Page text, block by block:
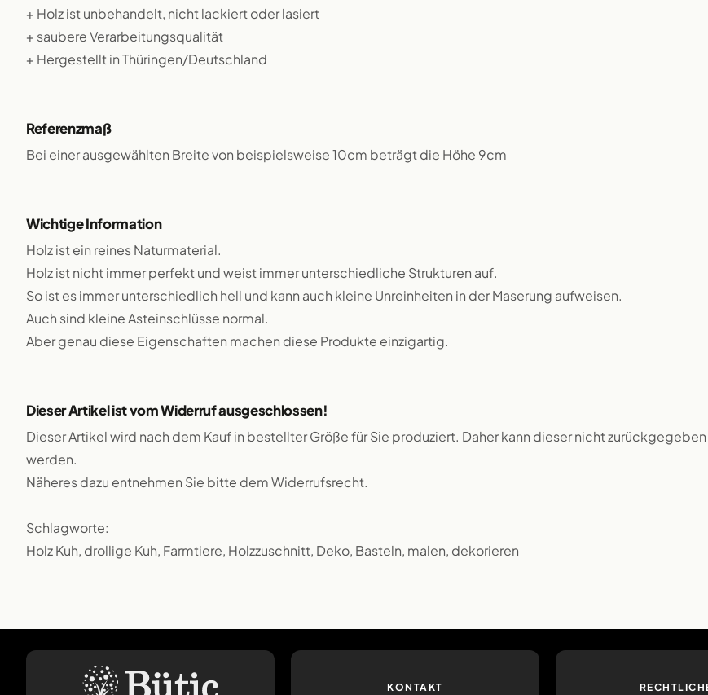
+ Holz ist unbehandelt, nicht lackiert oder lasiert
+ saubere Verarbeitungsqualität
+ Hergestellt in Thüringen/Deutschland
Referenzmaß
Bei einer ausgewählten Breite von beispielsweise 10cm beträgt die Höhe 9cm
Wichtige Information
Holz ist ein reines Naturmaterial.
Holz ist nicht immer perfekt und weist immer unterschiedliche Strukturen auf.
So ist es immer unterschiedlich hell und kann auch kleine Unreinheiten in der Maserung aufweisen.
Auch sind kleine Asteinschlüsse normal.
Aber genau diese Eigenschaften machen diese Produkte einzigartig.
Dieser Artikel ist vom Widerruf ausgeschlossen!
Dieser Artikel wird nach dem Kauf in bestellter Größe für Sie produziert. Daher kann dieser nicht zurückgegeben
werden.
Näheres dazu entnehmen Sie bitte dem Widerrufsrecht.
Schlagworte:
Holz Kuh, drollige Kuh, Farmtiere, Holzzuschnitt, Deko, Basteln, malen, dekorieren
KONTAKT